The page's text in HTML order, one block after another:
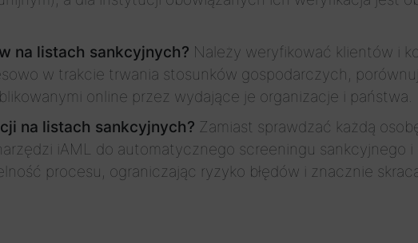
na listach sankcyjnych? Należy weryfikować klientów i
w trakcie trwania stosunków gospodarczych,
online przez wydające je organizacje i państwa.
na listach sankcyjnych? Zamiast sprawdzać każdą
iAML do automatycznego screeningu sankcyjnego i
procesu, ograniczając ryzyko błędów i znacznie